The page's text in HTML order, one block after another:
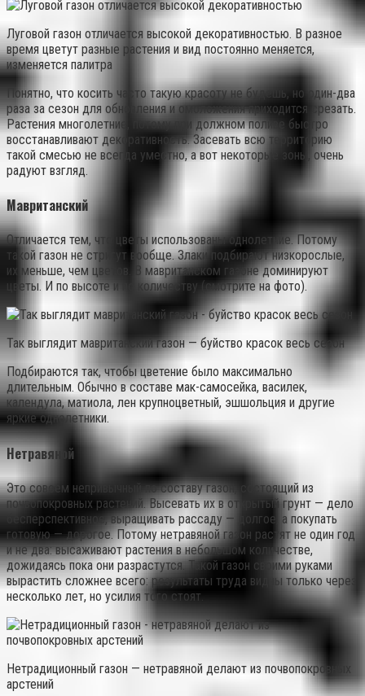
Луговой газон отличается высокой декоративностью. В разное
время цветут разные растения и вид постоянно меняется,
изменяется палитра
Понятно, что косить часто такую красоту не будешь, но один-два
раза за сезон для обновления и омоложения приходится срезать.
Растения многолетние, потому при должном поливе быстро
восстанавливают декоративность. Засевать всю территорию
такой смесью не всегда уместно, а вот некоторые зоны, очень
радуют взгляд.
Мавританский
Отличается тем, что цветы использованы однолетние. Потому
такой газон не стригут вообще. Злаки подбирают низкорослые,
их меньше, чем цветов. В мавританском газоне доминируют
цветы. И по высоте и по количеству (смотрите на фото).
Так выглядит мавританский газон — буйство красок весь сезон
Подбираются так, чтобы цветение было максимально
длительным. Обычно в составе мак-самосейка, василек,
календула, матиола, лен крупноцветный, эшшольция и другие
яркие однолетники.
Нетравяной
Это совсем непривычный по составу газон, состоящий из
почвопокровных растений. Высевать их в открытый грунт — дело
бесперспективное, выращивать рассаду — долгое, а покупать
готовую — дорогое. Потому нетравяной газон растят не один год
и не два: высаживают растения в небольшом количестве,
дожидаясь пока они разрастутся. Такой газон своими руками
вырастить сложнее всего: результаты труда видны только через
несколько лет, но усилия того стоят.
Нетрадиционный газон — нетравяной делают из почвопокровных
арстений